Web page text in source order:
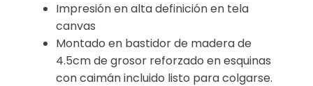
Impresión en alta definición en tela
canvas
Montado en bastidor de madera de
4.5cm de grosor reforzado en esquinas
con caimán incluido listo para colgarse.